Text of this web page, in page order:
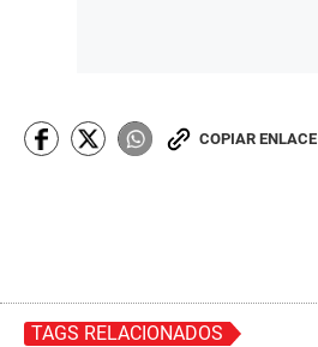
COPIAR ENLACE
TAGS RELACIONADOS